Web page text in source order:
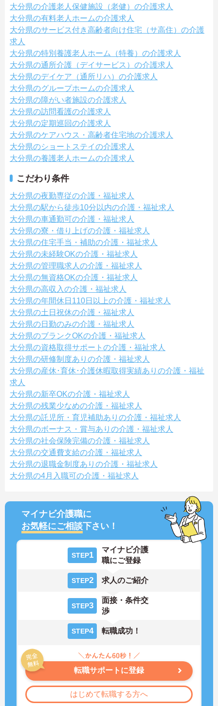
大分県の介護老人保健施設（老健）の介護求人
大分県の有料老人ホームの介護求人
大分県のサービス付き高齢者向け住宅（サ高住）の介護
求人
大分県の特別養護老人ホーム（特養）の介護求人
大分県の通所介護（デイサービス）の介護求人
大分県のデイケア（通所リハ）の介護求人
大分県のグループホームの介護求人
大分県の障がい者施設の介護求人
大分県の訪問看護の介護求人
大分県の定期巡回の介護求人
大分県のケアハウス・高齢者住宅地の介護求人
大分県のショートステイの介護求人
大分県の養護老人ホームの介護求人
こだわり条件
大分県の夜勤専従の介護・福祉求人
大分県の駅から徒歩10分以内の介護・福祉求人
大分県の車通勤可の介護・福祉求人
大分県の寮・借り上げの介護・福祉求人
大分県の住宅手当・補助の介護・福祉求人
大分県の未経験OKの介護・福祉求人
大分県の管理職求人の介護・福祉求人
大分県の無資格OKの介護・福祉求人
大分県の高収入の介護・福祉求人
大分県の年間休日110日以上の介護・福祉求人
大分県の土日祝休の介護・福祉求人
大分県の日勤のみの介護・福祉求人
大分県のブランクOKの介護・福祉求人
大分県の資格取得サポートの介護・福祉求人
大分県の研修制度ありの介護・福祉求人
大分県の産休･育休･介護休暇取得実績ありの介護・福祉
求人
大分県の新卒OKの介護・福祉求人
大分県の残業少なめの介護・福祉求人
大分県の託児所・育児補助ありの介護・福祉求人
大分県のボーナス・賞与ありの介護・福祉求人
大分県の社会保険完備の介護・福祉求人
大分県の交通費支給の介護・福祉求人
大分県の退職金制度ありの介護・福祉求人
大分県の4月入職可の介護・福祉求人
マイナビ介護職に
お気軽にご相談下さい！
STEP1
マイナビ介護
職にご登録
STEP2 求人のご紹介
STEP3
面接・条件交
渉
STEP4 転職成功！
転職サポートに登録
はじめて転職する方へ